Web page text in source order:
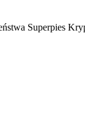
Superpies